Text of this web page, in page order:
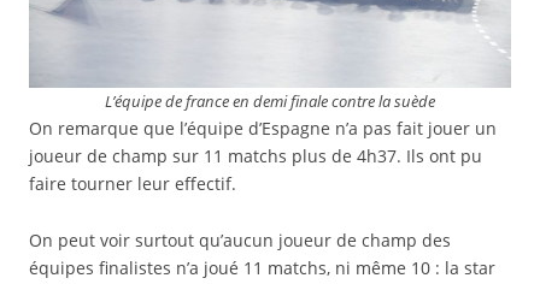
L’équipe de france en demi finale contre la suède
On remarque que l’équipe d’Espagne n’a pas fait jouer un
joueur de champ sur 11 matchs plus de 4h37. Ils ont pu
faire tourner leur effectif.
On peut voir surtout qu’aucun joueur de champ des
équipes finalistes n’a joué 11 matchs, ni même 10 : la star